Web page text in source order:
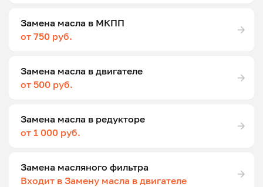
Замена масла в МКПП
от 750 руб.
Замена масла в двигателе
от 500 руб.
Замена масла в редукторе
от 1 000 руб.
Замена масляного фильтра
Входит в Замену масла в двигателе